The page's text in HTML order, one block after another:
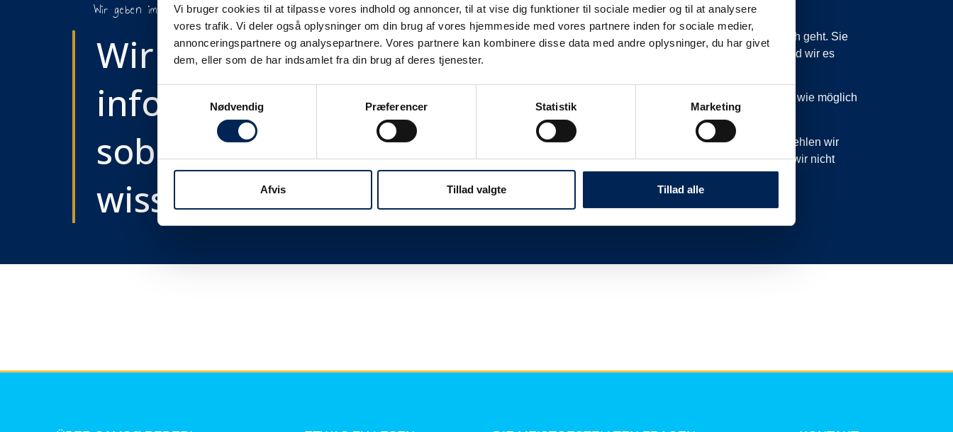
Vi bruger cookies til at tilpasse vores indhold og annoncer, til at vise dig funktioner til sociale medier og til at analysere
vores trafik. Vi deler også oplysninger om din brug af vores hjemmeside med vores partnere inden for sociale medier,
annonceringspartnere og analysepartnere. Vores partnere kan kombinere disse data med andre oplysninger, du har givet
dem, eller som de har indsamlet fra din brug af deres tjenester.
Nødvendig
Præferencer Statistik Marketing
Afvis Tillad valgte Tillad alle
Wir geben immer Bescheid
Wir werden Sie
informieren,
sobald wir etwas
wissen....
upgedatet.
Wir legen großen Wert darauf, unsere Kunden wissen zu lassen, was vor sich geht. Sie
können also sicher sein: Wenn wir sagen, dass wir planmäßig sind, dann sind wir es
Sobald wir wissen, dass wir nicht planmäßig sind, werden wir Sie so schnell wie möglich
informieren.
Wir sind immer sehr beschäftigt, wenn wir nicht planmäßig sind. Daher empfehlen wir
Ihnen, dieser Seite zu folgen und uns nicht anzurufen oder zu schreiben, da wir nicht
mehr zu sagen haben, als Sie hier lesen können.